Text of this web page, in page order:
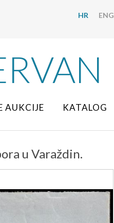
HR ENG
AUKCIJE KATALOG
u Varaždin.